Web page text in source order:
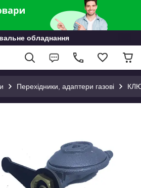
обладнання
Перехідники, адаптери газові